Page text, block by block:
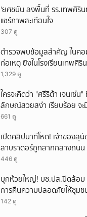
'ยศชนัน ลงพื้นที่ รร.เทพศิริ
แชร์ภาพสะเทือนใจ
307 ดู
ตำรวจพบข้อมูลสำคัญ ในคอ
ก่อเหตุ ยิงในโรงเรียนเทพศิ
1,329 ดู
ใครจะคิดว่า "ศรีริต้า เจนเซ่
ลักษณ์สวยสง่า เรียบร้อย จะมี
ได้อมยิ้มเหมือนกัน งานนี้ทำเ
661 ดู
เปิดคลิปนาทีโหด! เจ้าของสุนั
ลาบราดอร์ถูกลากกลางถนน
446 ดู
บุกห้วยใหญ่! บช.ปส.ปิดล้อม
การคืนความปลอดภัยให้ชุมช
142 ดู